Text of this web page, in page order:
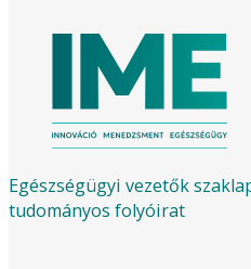
Egészségügyi vezetők
tudományos folyóirat